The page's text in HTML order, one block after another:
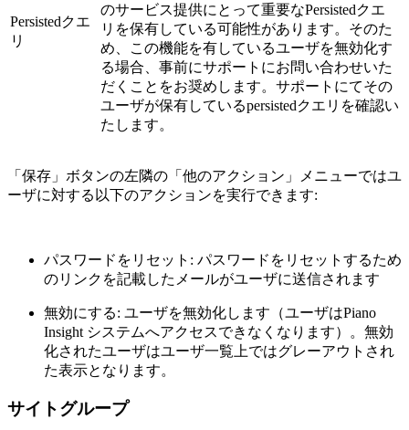
Persistedクエ
リ
のサービス提供にとって重要なPersistedクエ
リを保有している可能性があります。そのた
め、この機能を有しているユーザを無効化す
る場合、事前にサポートにお問い合わせいた
だくことをお奨めします。サポートにてその
ユーザが保有しているpersistedクエリを確認い
たします。
「保存」ボタンの左隣の「他のアクション」メニューではユ
ーザに対する以下のアクションを実行できます:
パスワードをリセット: パスワードをリセットするため
のリンクを記載したメールがユーザに送信されます
無効にする: ユーザを無効化します（ユーザはPiano
Insight システムへアクセスできなくなります）。無効
化されたユーザはユーザ一覧上ではグレーアウトされ
た表示となります。
サイトグループ